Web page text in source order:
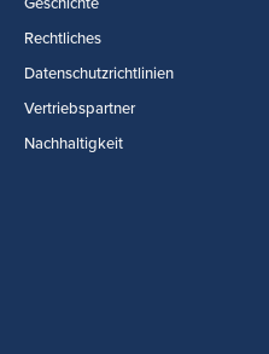
Rechtliches
Datenschutzrichtlinien
Vertriebspartner
Nachhaltigkeit